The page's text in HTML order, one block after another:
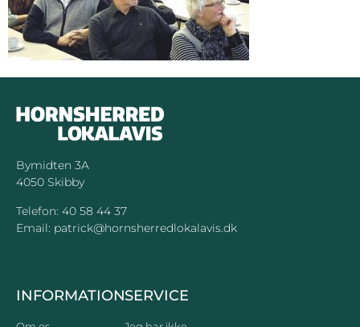
Bymidten 3A
4050 Skibby
Telefon: 40 58 44 37
Email: patrick@hornsherredlokalavis.dk
INFORMATIONSERVICE